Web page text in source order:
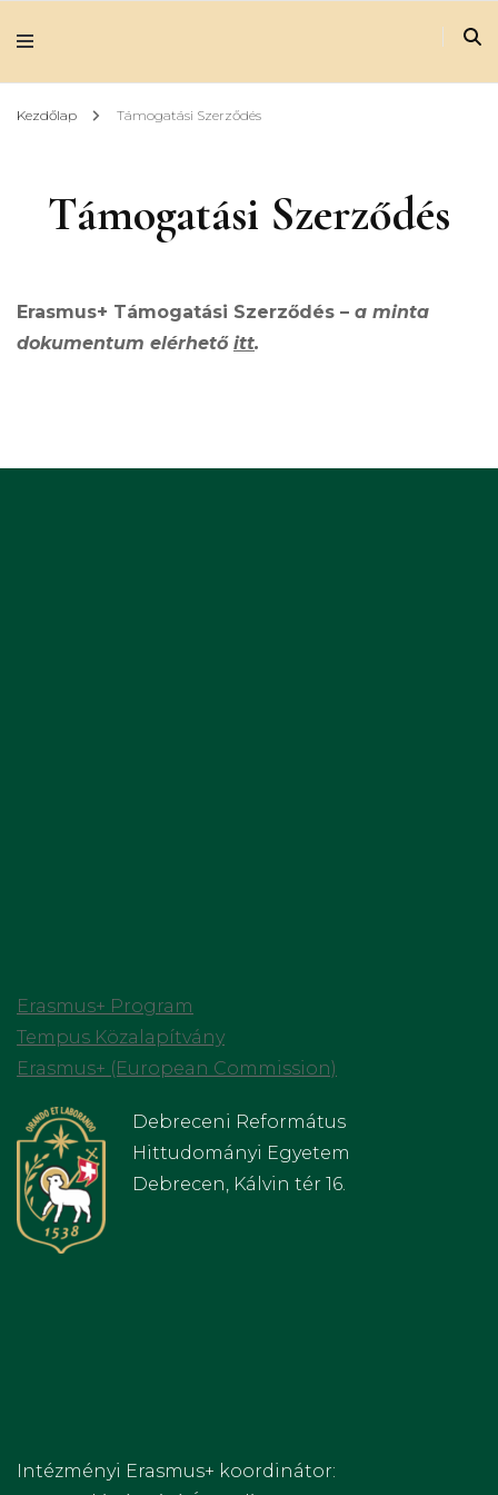
Kezdőlap Támogatási Szerződés
Támogatási Szerződés
Erasmus+ Támogatási Szerződés – a minta
dokumentum elérhető itt.
Erasmus+ Program
Tempus Közalapítvány
Erasmus+ (European Commission)
Debreceni Református
Hittudományi Egyetem
Debrecen, Kálvin tér 16.
Intézményi Erasmus+ koordinátor: